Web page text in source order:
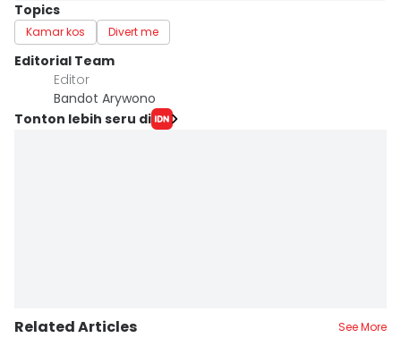
Topics
Kamar kos Divert me
Editorial Team
Editor
Bandot Arywono
Tonton lebih seru di
Related Articles See More